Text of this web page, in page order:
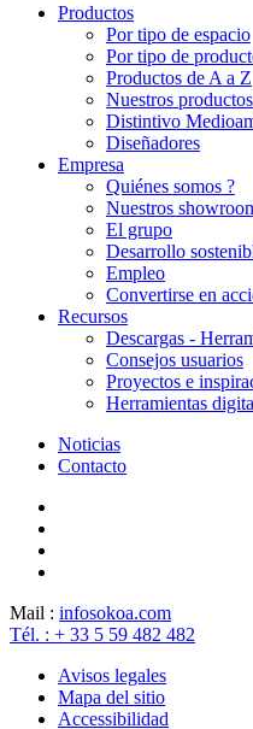
Productos
Por tipo de espacio
Por tipo de
Productos de A a Z
Nuestros
Distintivo
Diseñadores
Empresa
Quiénes somos ?
Nuestros
El grupo
Desarrollo
Empleo
Convertirse en
Recursos
Descargas -
Consejos usuarios
Proyectos e
Herramientas
Noticias
Contacto
Mail : infosokoa.com
Tél. : + 33 5 59 482 482
Avisos legales
Mapa del sitio
Accessibilidad